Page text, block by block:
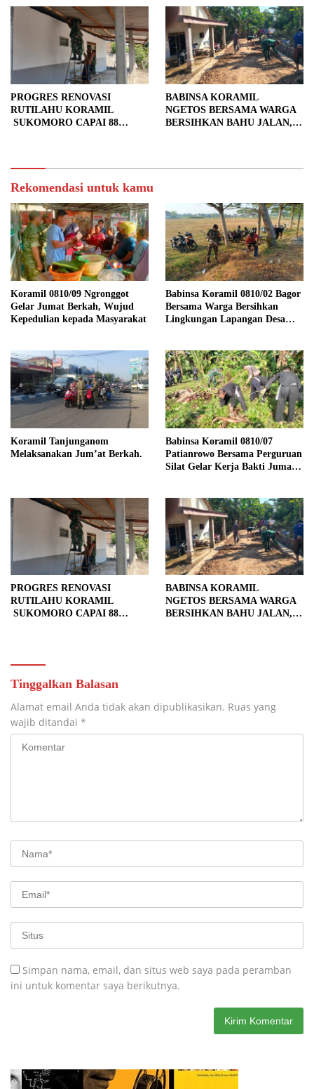
PROGRES RENOVASI
RUTILAHU KORAMIL
SUKOMORO CAPAI 88
BABINSA KORAMIL
NGETOS BERSAMA WARGA
BERSIHKAN BAHU JALAN,
Rekomendasi untuk kamu
Koramil 0810/09 Ngronggot
Gelar Jumat Berkah, Wujud
Kepedulian kepada Masyarakat
Babinsa Koramil 0810/02 Bagor
Bersama Warga Bersihkan
Lingkungan Lapangan Desa
Koramil Tanjunganom
Melaksanakan Jum’at Berkah.
Babinsa Koramil 0810/07
Patianrowo Bersama Perguruan
Silat Gelar Kerja Bakti Jumat
PROGRES RENOVASI
RUTILAHU KORAMIL
SUKOMORO CAPAI 88
BABINSA KORAMIL
NGETOS BERSAMA WARGA
BERSIHKAN BAHU JALAN,
Tinggalkan Balasan
Alamat email Anda tidak akan dipublikasikan. Ruas yang
wajib ditandai *
Simpan nama, email, dan situs web saya pada peramban
ini untuk komentar saya berikutnya.